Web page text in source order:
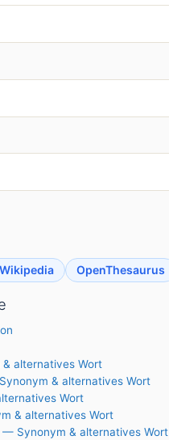
Wikipedia OpenThesaurus
alternatives Wort
& alternatives Wort
Wort
& alternatives Wort
— Synonym & alternatives Wort